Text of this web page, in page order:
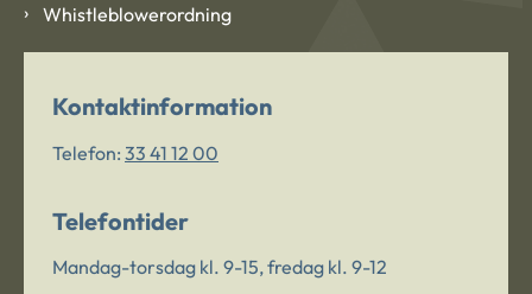
Whistleblowerordning
Kontaktinformation
Telefon: 33 41 12 00
Telefontider
Mandag-torsdag kl. 9-15, fredag kl. 9-12